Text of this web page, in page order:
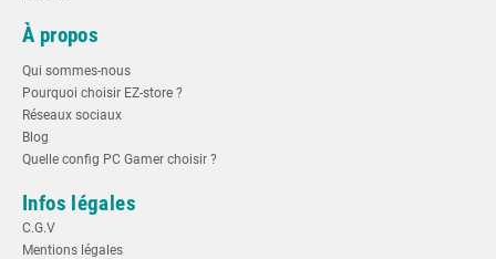
À propos
Qui sommes-nous
Pourquoi choisir EZ-store ?
Réseaux sociaux
Blog
Quelle config PC Gamer choisir ?
Infos légales
C.G.V
Mentions légales